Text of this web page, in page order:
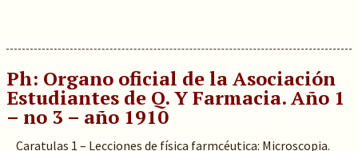
Ph: Organo oficial de la Asociación
Estudiantes de Q. Y Farmacia. Año 1
– no 3 – año 1910
Caratulas 1 – Lecciones de física farmcéutica: Microscopia.